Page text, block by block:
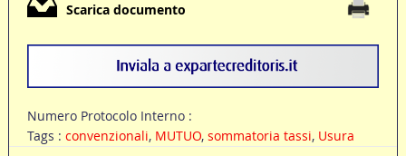
Scarica documento
Numero Protocolo Interno :
Tags : convenzionali, MUTUO, sommatoria tassi, Usura